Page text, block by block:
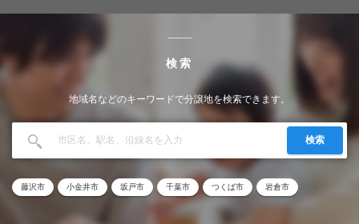
検索
地域名などのキーワードで分譲地を検索できます。
検索
藤沢市 小金井市 坂戸市 千葉市 つくば市 岩倉市